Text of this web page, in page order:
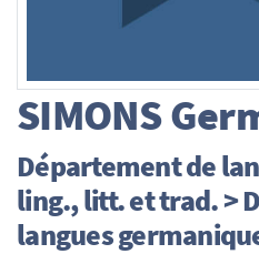
SIMONS
Département de
ling., litt. et trad. >
langues